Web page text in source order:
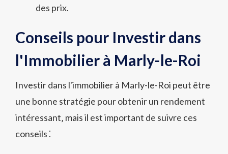
des prix.
Conseils pour Investir dans
l'Immobilier à Marly-le-Roi
Investir dans l'immobilier à Marly-le-Roi peut être
une bonne stratégie pour obtenir un rendement
intéressant‚ mais il est important de suivre ces
conseils ⁚